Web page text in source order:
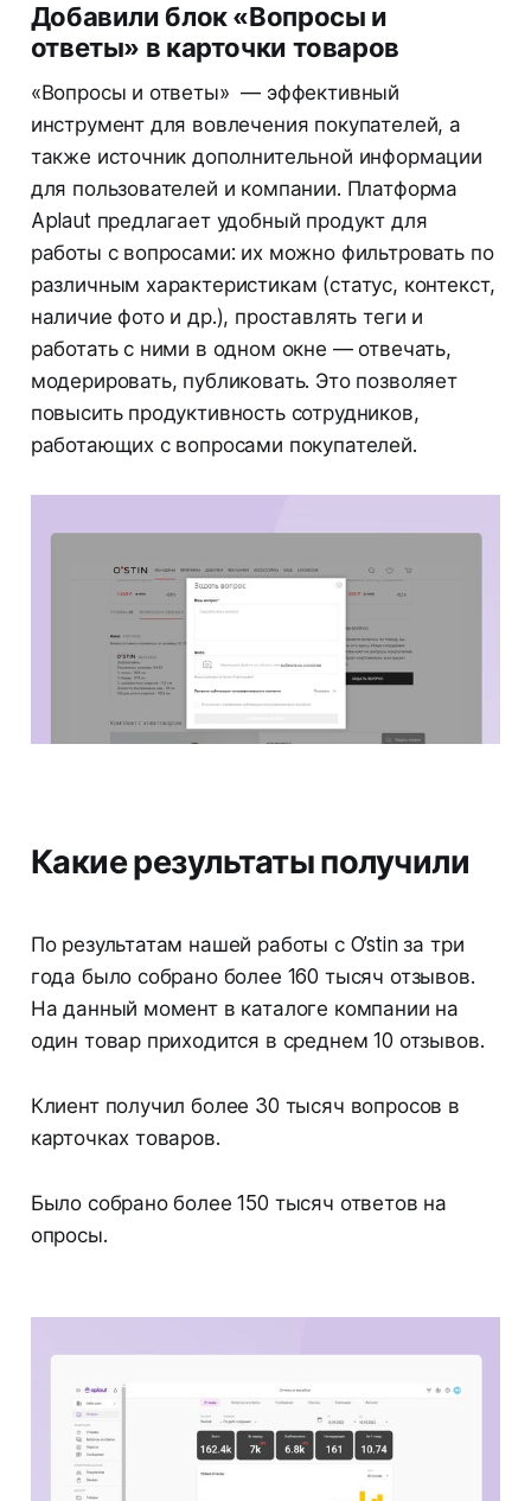
Добавили блок «Вопросы и
ответы» в карточки товаров
«Вопросы и ответы» — эффективный
инструмент для вовлечения покупателей, а
также источник дополнительной информации
для пользователей и компании. Платформа
Aplaut предлагает удобный продукт для
работы с вопросами: их можно фильтровать по
различным характеристикам (статус, контекст,
наличие фото и др.), проставлять теги и
работать с ними в одном окне — отвечать,
модерировать, публиковать. Это позволяет
повысить продуктивность сотрудников,
работающих с вопросами покупателей.
Какие результаты получили
По результатам нашей работы с O’stin за три
года было собрано более 160 тысяч отзывов.
На данный момент в каталоге компании на
один товар приходится в среднем 10 отзывов.
Клиент получил более 30 тысяч вопросов в
карточках товаров.
Было собрано более 150 тысяч ответов на
опросы.